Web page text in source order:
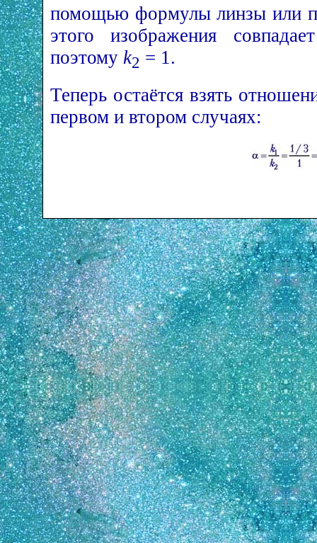
помощью формулы линзы или
этого изображения
поэтому k2 = 1.
Теперь остаётся взять
первом и втором случаях: